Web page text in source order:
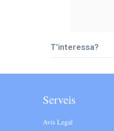
T’interessa?
Serveis
Avís Legal